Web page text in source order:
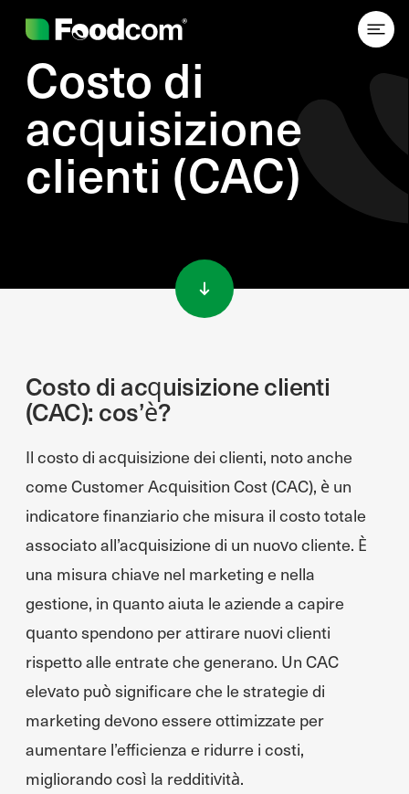
Costo di
acquisizione
clienti (CAC)
Costo di acquisizione clienti
(CAC): cos’è?
Il costo di acquisizione dei clienti, noto anche
come Customer Acquisition Cost (CAC), è un
indicatore finanziario che misura il costo totale
associato all’acquisizione di un nuovo cliente. È
una misura chiave nel marketing e nella
gestione, in quanto aiuta le aziende a capire
quanto spendono per attirare nuovi clienti
rispetto alle entrate che generano. Un CAC
elevato può significare che le strategie di
marketing devono essere ottimizzate per
aumentare l’efficienza e ridurre i costi,
migliorando così la redditività.